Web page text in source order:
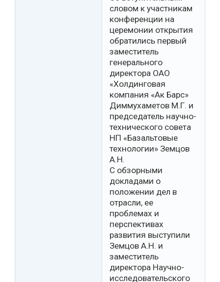
словом к участникам
конференции на
церемонии открытия
обратились первый
заместитель
генерального
директора ОАО
«Холдинговая
компания «Ак Барс»
Диммухаметов М.Г. и
председатель научно-
технического совета
НП «Базальтовые
технологии» Земцов
А.Н.
С обзорными
докладами о
положении дел в
отрасли, ее
проблемах и
перспективах
развития выступили
Земцов А.Н. и
заместитель
директора Научно-
исследовательского